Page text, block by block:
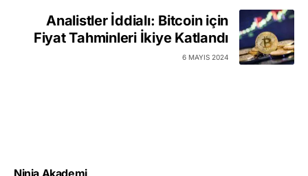
Analistler İddialı: Bitcoin için
Fiyat Tahminleri İkiye Katlandı
6 MAYIS 2024
Ninja Akademi